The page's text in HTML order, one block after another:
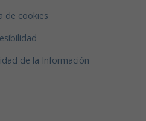
de cookies
de la Información